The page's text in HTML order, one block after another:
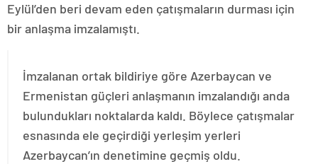
Eylül’den beri devam eden çatışmaların durması için
bir anlaşma imzalamıştı.
İmzalanan ortak bildiriye göre Azerbaycan ve
Ermenistan güçleri anlaşmanın imzalandığı anda
bulundukları noktalarda kaldı. Böylece çatışmalar
esnasında ele geçirdiği yerleşim yerleri
Azerbaycan’ın denetimine geçmiş oldu.